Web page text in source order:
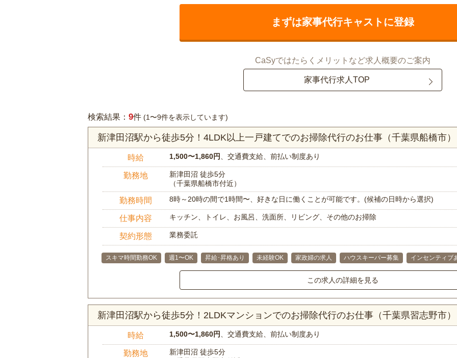
まずは家事代行キャストに登録
CaSyではたらくメリットなど求人概要のご案内
家事代行求人TOP
検索結果： 9件 (1〜9件を表示しています)
新津田沼駅から徒歩5分！4LDK以上一戸建てでのお掃除代行のお仕事（千葉県船橋市）
時給 1,500〜1,860円 、交通費支給、前払い制度あり
勤務地
新津田沼 徒歩5分
（千葉県船橋市付近）
勤務時間 8時～20時の間で1時間〜、好きな日に働くことが可能です。(候補の日時から選択)
仕事内容 キッチン、トイレ、お風呂、洗面所、リビング、その他のお掃除
契約形態 業務委託
スキマ時間勤務OK 週1〜OK 昇給･昇格あり 未経験OK 家政婦の求人 ハウスキーパー募集 インセンティブ
この求人の詳細を見る
新津田沼駅から徒歩5分！2LDKマンションでのお掃除代行のお仕事（千葉県習志野市）
時給 1,500〜1,860円 、交通費支給、前払い制度あり
勤務地
新津田沼 徒歩5分